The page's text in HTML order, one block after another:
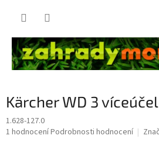
Kärcher WD 3
1.628-127.0
Průměrné
1 hodnoceníPodrobnosti hodnocení